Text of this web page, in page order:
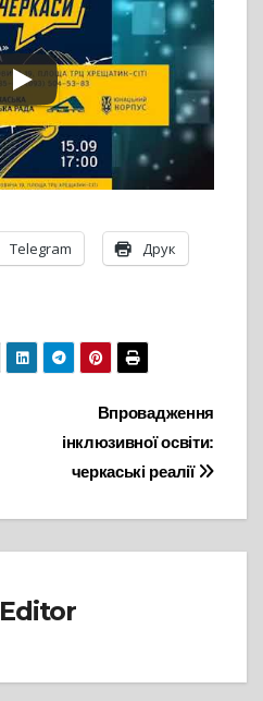
Telegram Друк
Впровадження
інклюзивної освіти:
черкаські реалії
Editor